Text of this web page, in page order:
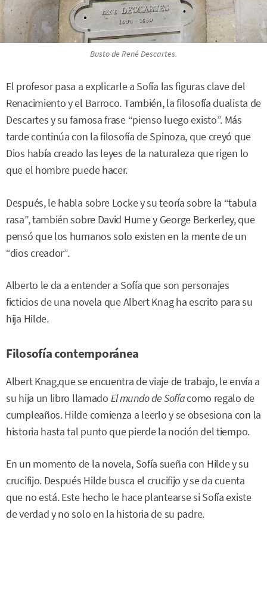
Busto de René Descartes.
El profesor pasa a explicarle a Sofía las figuras clave del
Renacimiento y el Barroco. También, la filosofía dualista de
Descartes y su famosa frase “pienso luego existo”. Más
tarde continúa con la filosofía de Spinoza, que creyó que
Dios había creado las leyes de la naturaleza que rigen lo
que el hombre puede hacer.
Después, le habla sobre Locke y su teoría sobre la “tabula
rasa”, también sobre David Hume y George Berkerley, que
pensó que los humanos solo existen en la mente de un
“dios creador”.
Alberto le da a entender a Sofía que son personajes
ficticios de una novela que Albert Knag ha escrito para su
hija Hilde.
Filosofía contemporánea
Albert Knag,que se encuentra de viaje de trabajo, le envía a
su hija un libro llamado El mundo de Sofíacomo regalo de
cumpleaños. Hilde comienza a leerlo y se obsesiona con la
historia hasta tal punto que pierde la noción del tiempo.
En un momento de la novela, Sofía sueña con Hilde y su
crucifijo. Después Hilde busca el crucifijo y se da cuenta
que no está. Este hecho le hace plantearse si Sofía existe
de verdad y no solo en la historia de su padre.